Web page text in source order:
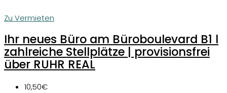
Zu Vermieten
Ihr neues Büro am Büroboulevard B1 l
zahlreiche Stellplätze | provisionsfrei
über RUHR REAL
10,50€